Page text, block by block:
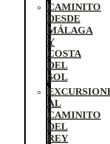
CAMINITO
DESDE
MÁLAGA
Y
COSTA
DEL
SOL
AL
CAMINITO
DEL
REY